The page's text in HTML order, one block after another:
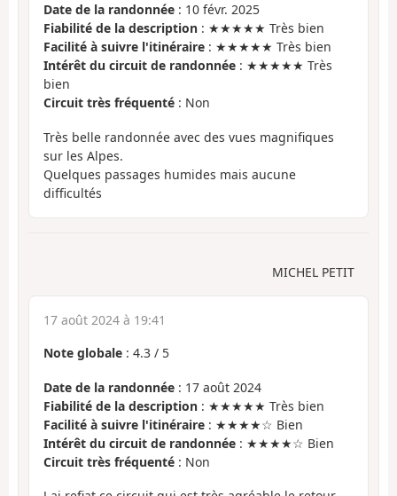
Date de la randonnée : 10 févr. 2025
Fiabilité de la description : ★★★★★ Très bien
Facilité à suivre l'itinéraire : ★★★★★ Très bien
Intérêt du circuit de randonnée : ★★★★★ Très
bien
Circuit très fréquenté : Non
Très belle randonnée avec des vues magnifiques
sur les Alpes.
Quelques passages humides mais aucune
difficultés
MICHEL PETIT
17 août 2024 à 19:41
Note globale : 4.3 / 5
Date de la randonnée : 17 août 2024
Fiabilité de la description : ★★★★★ Très bien
Facilité à suivre l'itinéraire : ★★★★☆ Bien
Intérêt du circuit de randonnée : ★★★★☆ Bien
Circuit très fréquenté : Non